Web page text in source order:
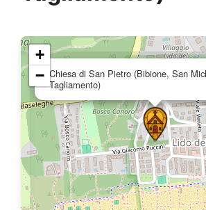
Chiesa di San Pietro (Bibione, San
Tagliamento)
+
−